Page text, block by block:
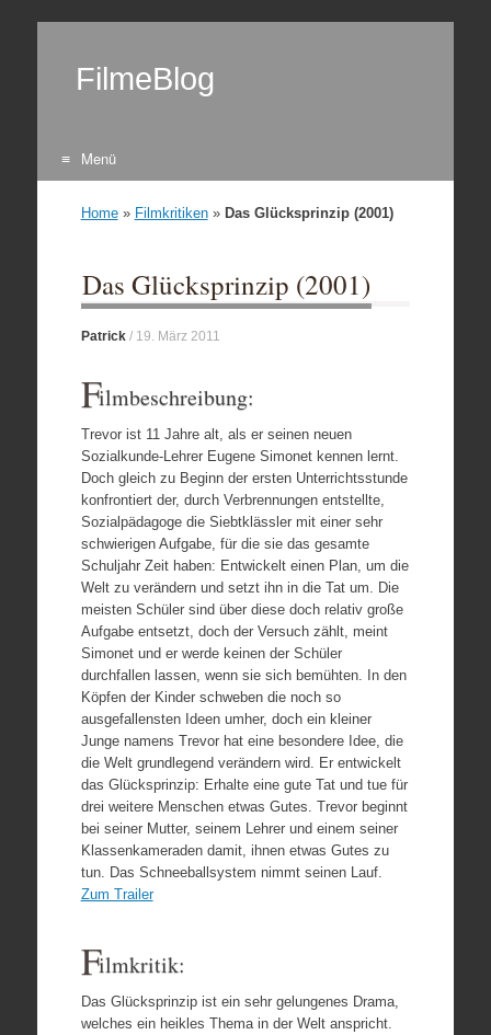
FilmeBlog
Menü
Home» Filmkritiken» Das Glücksprinzip (2001)
Das Glücksprinzip (2001)
Patrick/ 19. März 2011
Filmbeschreibung:
Trevor ist 11 Jahre alt, als er seinen neuen
Sozialkunde-Lehrer Eugene Simonet kennen lernt.
Doch gleich zu Beginn der ersten Unterrichtsstunde
konfrontiert der, durch Verbrennungen entstellte,
Sozialpädagoge die Siebtklässler mit einer sehr
schwierigen Aufgabe, für die sie das gesamte
Schuljahr Zeit haben: Entwickelt einen Plan, um die
Welt zu verändern und setzt ihn in die Tat um. Die
meisten Schüler sind über diese doch relativ große
Aufgabe entsetzt, doch der Versuch zählt, meint
Simonet und er werde keinen der Schüler
durchfallen lassen, wenn sie sich bemühten. In den
Köpfen der Kinder schweben die noch so
ausgefallensten Ideen umher, doch ein kleiner
Junge namens Trevor hat eine besondere Idee, die
die Welt grundlegend verändern wird. Er entwickelt
das Glücksprinzip: Erhalte eine gute Tat und tue für
drei weitere Menschen etwas Gutes. Trevor beginnt
bei seiner Mutter, seinem Lehrer und einem seiner
Klassenkameraden damit, ihnen etwas Gutes zu
tun. Das Schneeballsystem nimmt seinen Lauf.
Zum Trailer
Filmkritik:
Das Glücksprinzip ist ein sehr gelungenes Drama,
welches ein heikles Thema in der Welt anspricht.